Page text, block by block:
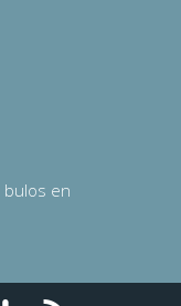
bulos en